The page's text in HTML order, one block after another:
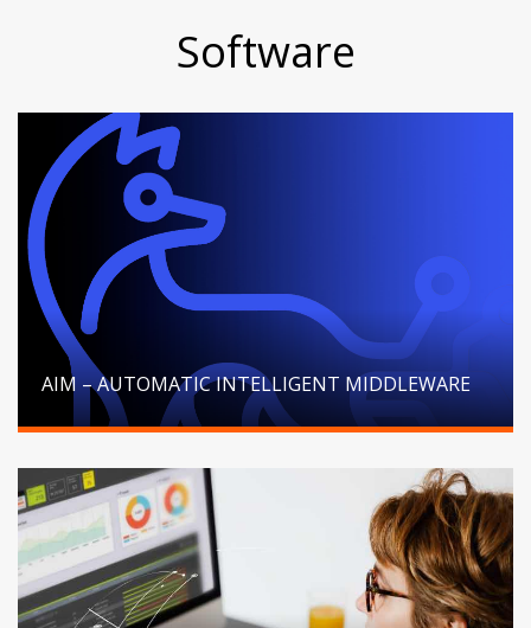
Software
AIM – AUTOMATIC INTELLIGENT MIDDLEWARE